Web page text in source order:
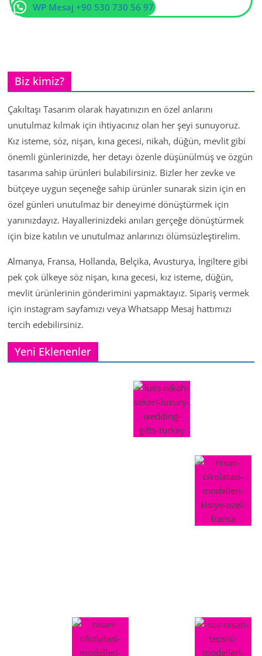
WP Mesaj +90 530 730 56 97
Biz kimiz?
Çakıltaşı Tasarım olarak hayatınızın en özel anlarını
unutulmaz kılmak için ihtiyacınız olan her şeyi sunuyoruz.
Kız isteme, söz, nişan, kına gecesi, nikah, düğün, mevlit gibi
önemli günlerinizde, her detayı özenle düşünülmüş ve özgün
tasarıma sahip ürünleri bulabilirsiniz. Bizler her zevke ve
bütçeye uygun seçeneğe sahip ürünler sunarak sizin için en
özel günleri unutulmaz bir deneyime dönüştürmek için
yanınızdayız. Hayallerinizdeki anıları gerçeğe dönüştürmek
için bize katılın ve unutulmaz anlarınızı ölümsüzleştirelim.
Almanya, Fransa, Hollanda, Belçika, Avusturya, İngiltere gibi
pek çok ülkeye söz nişan, kına gecesi, kız isteme, düğün,
mevlit ürünlerinin gönderimini yapmaktayız. Sipariş vermek
için instagram sayfamızı veya Whatsapp Mesaj hattımızı
tercih edebilirsiniz.
Yeni Eklenenler